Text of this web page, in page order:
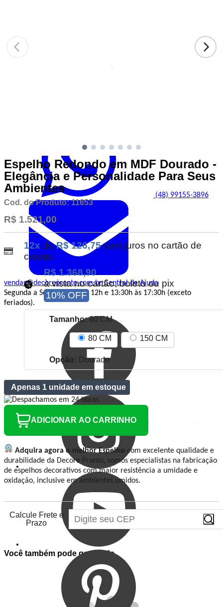
Meus Favoritos
(48) 99155-3896
vendas@decorepronto.com.brCentral de Ajuda
Segunda a Sexta das 8h às 12h e 13:30h às 17:30h (exceto
feriados).
Espelho Redondo em MDF Dourado -
Elegância e Personalidade Para Seus
Ambientes
Cod. do Produto: 11653
R$ 1.521,00
12x deR$ 126,75 sem juros no cartão de
crédito
R$ 1.368,90
à vista no cartão, boleto ou pix
10% OFF
Tamanho:80 CM
80 CM 150 CM
Opção: Dourado
Apenas 1 unidade em estoque
ADICIONAR AO CARRINHO
Adquira agora o melhor Espelho com excelente qualidade e
durabilidade da Decore Pronto, somos especialistas na fabricação
de espelhos decorativos com maior resistência a umidade e
oxidação, inclusive em ambientes úmidos.
Calcule Frete e
Prazo
Você também pode gostar de